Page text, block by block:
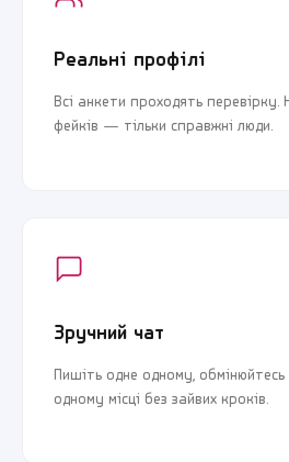
Реальні профілі
Всі анкети проходять перевірку.
фейків — тільки справжні люди.
Зручний чат
Пишіть одне одному,
одному місці без зайвих кроків.